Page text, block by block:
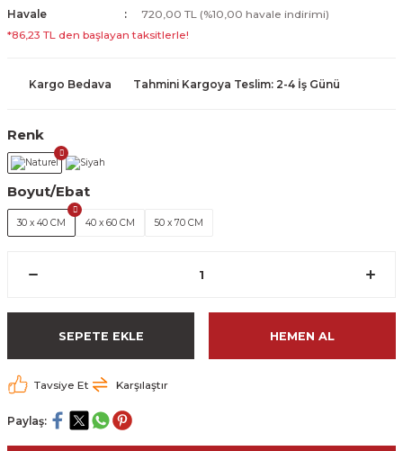
Havale
720,00 TL (%10,00 havale indirimi)
*86,23 TL den başlayan taksitlerle!
Kargo Bedava Tahmini Kargoya Teslim: 2-4 İş Günü
Renk
Boyut/Ebat
30 x 40 CM 40 x 60 CM 50 x 70 CM
SEPETE EKLE HEMEN AL
Tavsiye Et Karşılaştır
Paylaş: